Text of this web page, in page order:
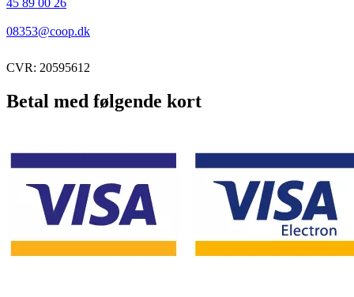
08353@coop.dk
CVR: 20595612
Betal med følgende kort